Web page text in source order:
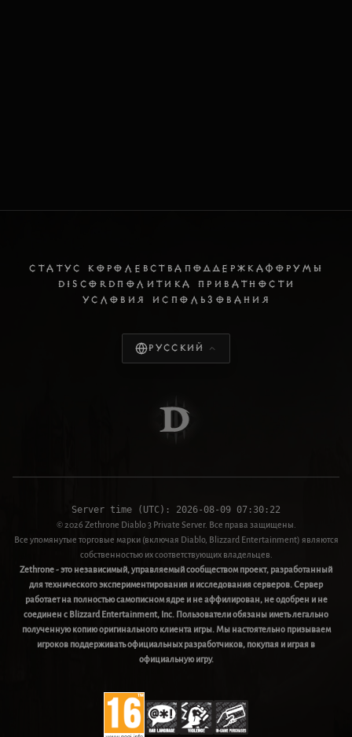
СТАТУС КОРОЛЕВСТВА ПОДДЕРЖКА ФОРУМЫ
DISCORD ПОЛИТИКА ПРИВАТНОСТИ
УСЛОВИЯ ИСПОЛЬЗОВАНИЯ
Русский
Server time (UTC): 2026-08-09 07:30:22
© 2026 Zethrone Diablo 3 Private Server. Все права защищены.
Все упомянутые торговые марки (включая Diablo, Blizzard Entertainment) являются
собственностью их соответствующих владельцев.
Zethrone - это независимый, управляемый сообществом проект, разработанный
для технического экспериментирования и исследования серверов. Сервер
работает на полностью самописном ядре и не аффилирован, не одобрен и не
соединен с Blizzard Entertainment, Inc. Пользователи обязаны иметь легально
полученную копию оригинального клиента игры. Мы настоятельно призываем
игроков поддерживать официальных разработчиков, покупая и играя в
официальную игру.